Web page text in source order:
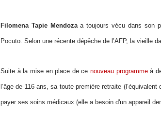
Filomena Tapie Mendozaa toujours vécu dans son
Pocuto. Selon une récente dépêche de l’AFP, la vieille
Suite à la mise en place de cenouveau programmeà
l’âge de 116 ans, sa toute première retraite
payer ses soins médicaux (elle a besoin d'un appareil